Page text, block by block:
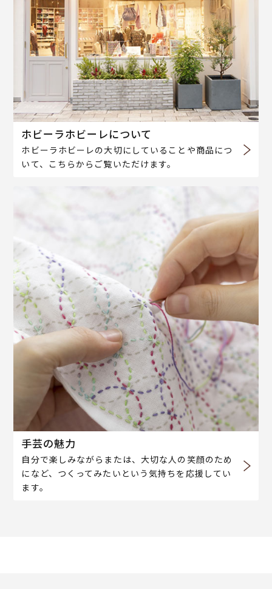
ホビーラホビーレについて
ホビーラホビーレの大切にしていることや商品につ
いて、こちらからご覧いただけます。
手芸の魅力
自分で楽しみながらまたは、大切な人の笑顔のため
になど、つくってみたいという気持ちを応援してい
ます。